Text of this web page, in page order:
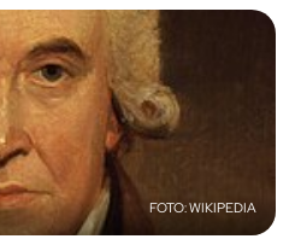
WIKIPEDIA